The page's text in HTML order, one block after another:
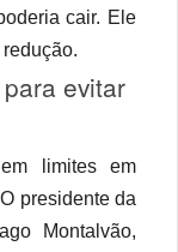
cair. Ele
evitar
limites em
presidente da
Montalvão,